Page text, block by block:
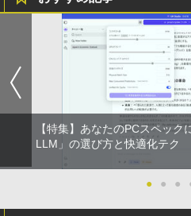
モニター
ター フリッ
トカット
144hz pcモ
ック
F144 マク
￥10,980
【新商品特
バイルモニ
テインメン
￥980
Xiaomi シャ
レスイヤホン
リング ANC
￥2,980
￥250
art Basic)
￥1,625
￥594
【特集】あなたのPCスペッ
LLM」の選び方と快適化テク
● ● ●